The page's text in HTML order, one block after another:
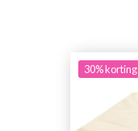
30% korting